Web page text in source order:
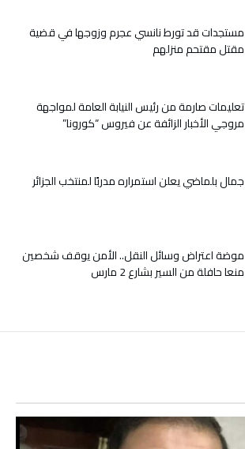
مستجدات قد تورط نانسي عجرم وزوجها في قضية
مقتل مقتحم منزلهم
تعليمات صارمة من رئيس النيابة العامة لمواجهة
مروجي الأخبار الزائفة عن فيروس “كورونا”
جمال بلماضي يعلن استمراره مدربًا لمنتخب الجزائر
موضة اعتراض وسائل النقل.. الأمن يوقف شخصين
منعا حافلة من السير بشارع 2 مارس